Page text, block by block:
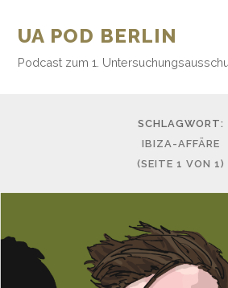
UA POD BERLIN
Podcast zum 1.
SCHLAGWORT:
IBIZA-AFFÄRE
(SEITE 1 VON 1)